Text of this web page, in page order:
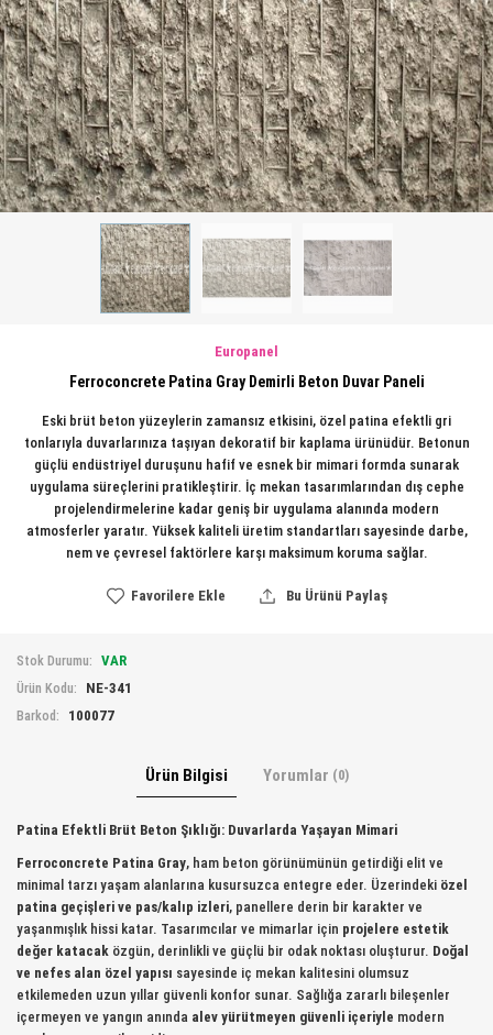
Europanel
Ferroconcrete Patina Gray Demirli Beton Duvar Paneli
Eski brüt beton yüzeylerin zamansız etkisini, özel patina efektli gri
tonlarıyla duvarlarınıza taşıyan dekoratif bir kaplama ürünüdür. Betonun
güçlü endüstriyel duruşunu hafif ve esnek bir mimari formda sunarak
uygulama süreçlerini pratikleştirir. İç mekan tasarımlarından dış cephe
projelendirmelerine kadar geniş bir uygulama alanında modern
atmosferler yaratır. Yüksek kaliteli üretim standartları sayesinde darbe,
nem ve çevresel faktörlere karşı maksimum koruma sağlar.
Favorilere Ekle Bu Ürünü Paylaş
Stok Durumu: VAR
Ürün Kodu: NE-341
Barkod: 100077
Ürün Bilgisi Yorumlar (0)
Patina Efektli Brüt Beton Şıklığı: Duvarlarda Yaşayan Mimari
Ferroconcrete Patina Gray, ham beton görünümünün getirdiği elit ve
minimal tarzı yaşam alanlarına kusursuzca entegre eder. Üzerindeki özel
patina geçişleri ve pas/kalıp izleri, panellere derin bir karakter ve
yaşanmışlık hissi katar. Tasarımcılar ve mimarlar için projelere estetik
değer katacak özgün, derinlikli ve güçlü bir odak noktası oluşturur. Doğal
ve nefes alan özel yapısı sayesinde iç mekan kalitesini olumsuz
etkilemeden uzun yıllar güvenli konfor sunar. Sağlığa zararlı bileşenler
içermeyen ve yangın anında alev yürütmeyen güvenli içeriyle modern